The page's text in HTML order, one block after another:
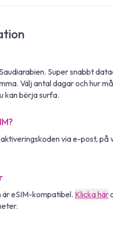
Super snabbt
Välj antal dagar och hur
kan börja surfa.
via e-post,
är eSIM-kompatibel. Klicka här